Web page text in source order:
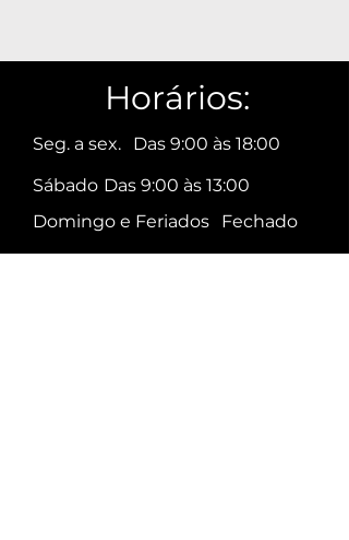
Horários:
Seg. a sex.
Das 9:00 às 18:00
Sábado Das 9:00 às 13:00
Domingo e Feriados
Fechado